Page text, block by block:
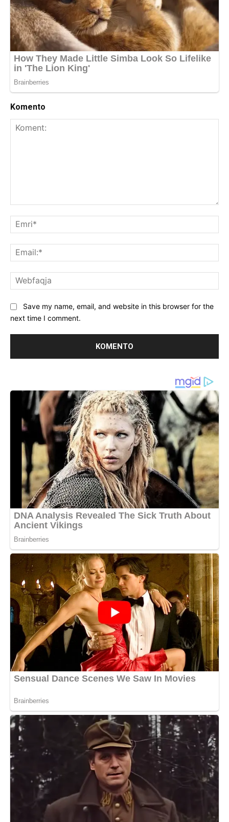
Komento
Save my name, email, and website in this browser for the
next time I comment.